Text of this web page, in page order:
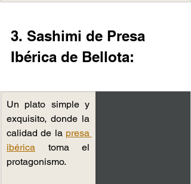
3. Sashimi de Presa
Ibérica de Bellota:
Un plato ​s​imple y
exquisito, donde la
calidad de la presa
ibérica toma el
protagonismo.